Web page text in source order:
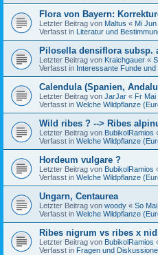
Flora von Bayern:
Letzter Beitrag von Maltus « Mi
Verfasst in Literatur und
Pilosella densiflora subsp.
Letzter Beitrag von Kraichgauer «
Verfasst in Interessante Funde
Calendula (Spanien,
Letzter Beitrag von JarJar « Fr Mai
Verfasst in Welche Wildpflanze
Wild ribes ? --> Ribes
Letzter Beitrag von BubikolRamios
Verfasst in Welche Wildpflanze
Hordeum vulgare ?
Letzter Beitrag von BubikolRamios
Verfasst in Welche Wildpflanze
Ungarn, Centaurea
Letzter Beitrag von woody « So
Verfasst in Welche Wildpflanze
Ribes nigrum vs ribes x
Letzter Beitrag von BubikolRamios
Verfasst in Fragen und